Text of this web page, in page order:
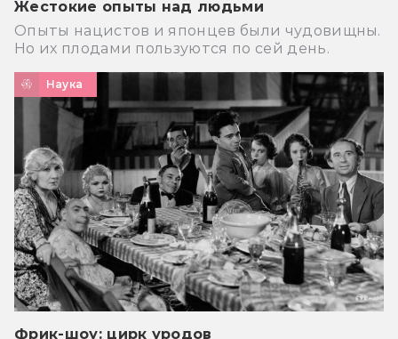
Жестокие опыты над людьми
Опыты нацистов и японцев были чудовищны.
Но их плодами пользуются по сей день.
Наука
Фрик-шоу: цирк уродов